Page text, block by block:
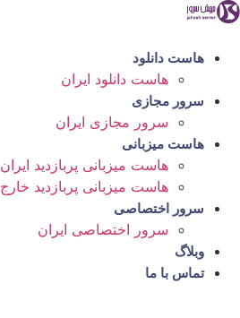
پرش
محتوا
هاست دانلود
هاست دانلود ایران
سرور مجازی
سرور مجازی ایران
هاست میزبانی
هاست میزبانی پربازدید ایران
هاست میزبانی پربازدید خارج
سرور اختصاصی
سرور اختصاصی ایران
وبلاگ
تماس با ما